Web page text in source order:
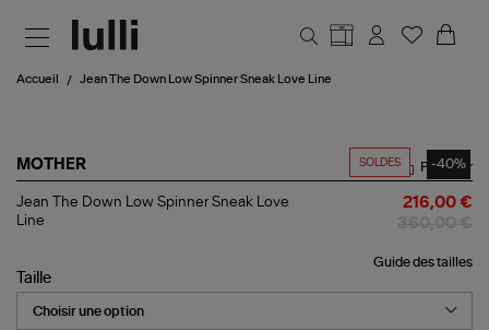
Accueil Jean The Down Low Spinner Sneak Love Line
SOLDES -40%
MOTHER
Jean
The
Spinner
Sneak
Love
Line
Partager
Jean The Down Low Spinner Sneak Love
Line
216,00 €
Guide des tailles
Taille